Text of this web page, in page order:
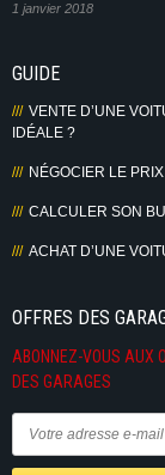
1 janvier 2018
GUIDE
VENTE D’UNE
IDÉALE ?
NÉGOCIER LE
CALCULER SON
ACHAT D’UNE
OFFRES DES
ABONNEZ-VOUS AUX
DES GARAGES